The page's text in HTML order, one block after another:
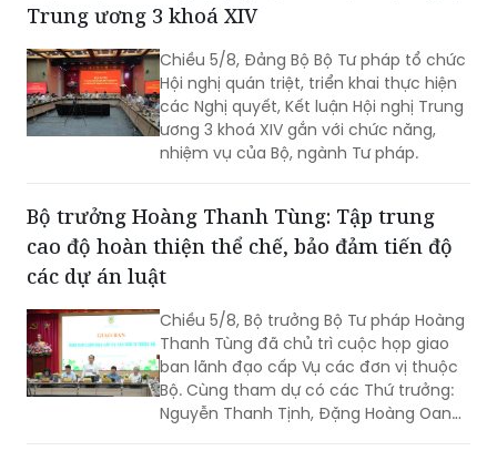
Trung ương 3 khoá XIV
Chiều 5/8, Đảng Bộ Bộ Tư pháp tổ chức
Hội nghị quán triệt, triển khai thực hiện
các Nghị quyết, Kết luận Hội nghị Trung
ương 3 khoá XIV gắn với chức năng,
nhiệm vụ của Bộ, ngành Tư pháp.
Bộ trưởng Hoàng Thanh Tùng: Tập trung
cao độ hoàn thiện thể chế, bảo đảm tiến độ
các dự án luật
Chiều 5/8, Bộ trưởng Bộ Tư pháp Hoàng
Thanh Tùng đã chủ trì cuộc họp giao
ban lãnh đạo cấp Vụ các đơn vị thuộc
Bộ. Cùng tham dự có các Thứ trưởng:
Nguyễn Thanh Tịnh, Đặng Hoàng Oanh,